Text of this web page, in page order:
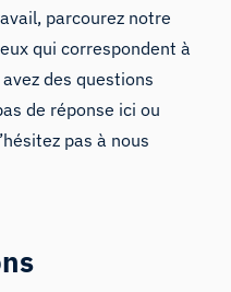
parcourez notre
qui correspondent à
des questions
de réponse ici ou
pas à nous